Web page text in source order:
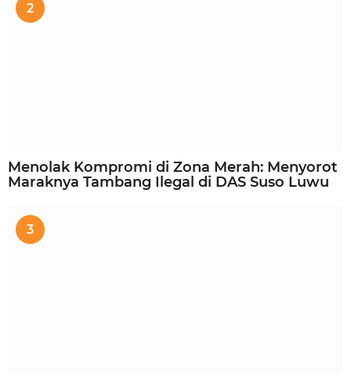
2
Menolak Kompromi di Zona Merah: Menyorot
Maraknya Tambang Ilegal di DAS Suso Luwu
3